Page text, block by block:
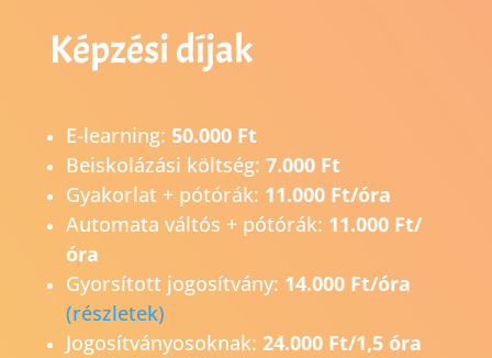
Képzési díjak
E-learning: 50.000 Ft
Beiskolázási költség: 7.000 Ft
Gyakorlat + pótórák: 11.000 Ft/óra
Automata váltós + pótórák: 11.000 Ft/
óra
Gyorsított jogosítvány: 14.000 Ft/óra
(részletek)
Jogosítványosoknak: 24.000 Ft/1,5 óra